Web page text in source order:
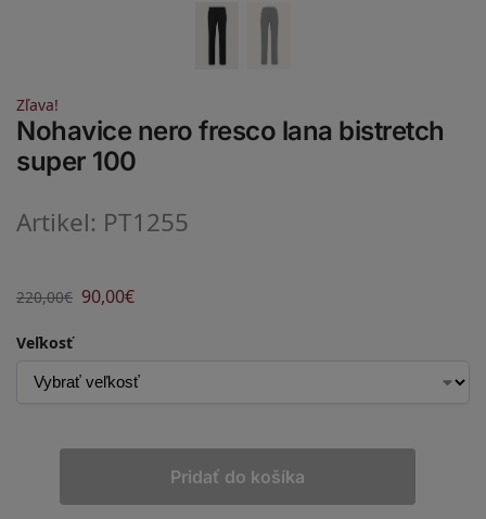
Zľava!
Nohavice nero fresco lana bistretch
super 100
Artikel: PT1255
220,00€ 90,00€
Veľkosť
Pridať do košíka